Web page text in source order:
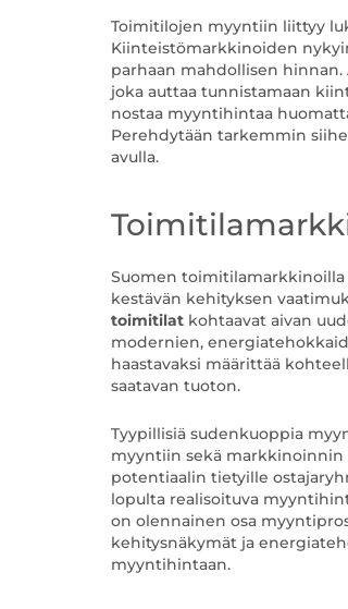
Toimitilojen myyntiin liittyy
Kiinteistömarkkinoiden
parhaan mahdollisen hinnan.
joka auttaa tunnistamaan
nostaa myyntihintaa
Perehdytään tarkemmin
avulla.
Suomen
kestävän kehityksen
toimitilat kohtaavat aivan
modernien,
haastavaksi määrittää
saatavan tuoton.
Tyypillisiä sudenkuoppia
myyntiin sekä markkinoinnin
potentiaalin tietyille
lopulta realisoituva
on olennainen osa
kehitysnäkymät ja
myyntihintaan.